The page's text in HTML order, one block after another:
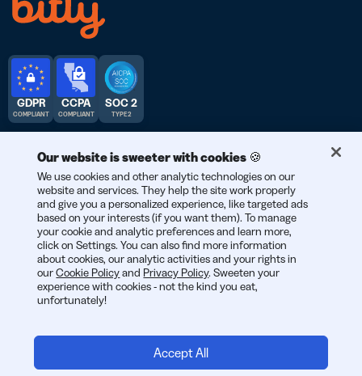
© 2026 Bitly | สร้างสรรค์ในนครนิวยอร์ก เบอร์ลิน และทั่วโลก
GDPR
COMPLIANT
CCPA
COMPLIANT
SOC 2
TYPE 2
Our website is sweeter with cookies 🍪
We use cookies and other analytic technologies on our
website and services. They help the site work properly
and give you a personalized experience, like targeted ads
based on your interests (if you want them). To manage
your cookie and analytic preferences and learn more,
click on Settings. You can also find more information
about cookies, our analytic activities and your rights in
ourCookie Policyand Privacy Policy. Sweeten your
experience with cookies - not the kind you eat,
unfortunately!
Accept All